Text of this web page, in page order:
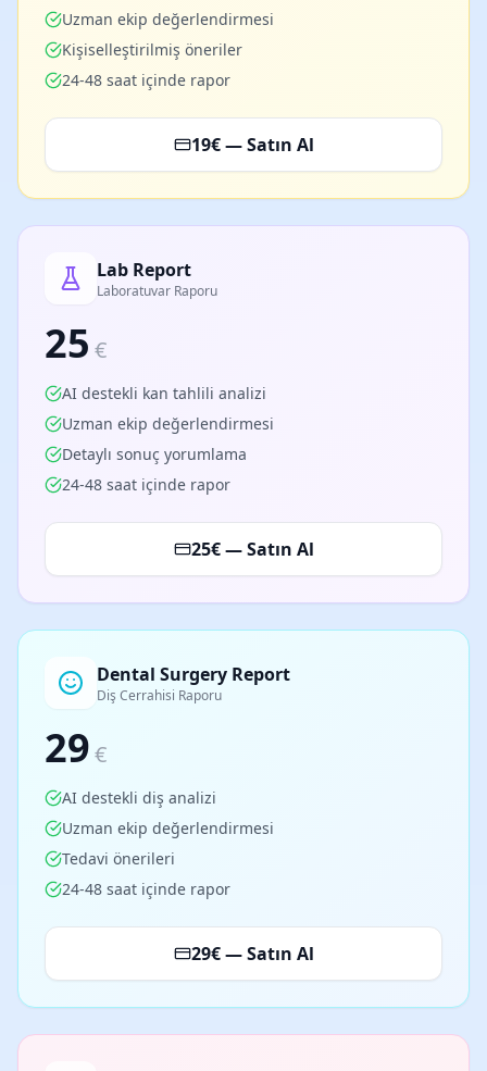
Uzman ekip değerlendirmesi
Kişiselleştirilmiş öneriler
24-48 saat içinde rapor
19€ — Satın Al
Lab Report
Laboratuvar Raporu
25 €
AI destekli kan tahlili analizi
Uzman ekip değerlendirmesi
Detaylı sonuç yorumlama
24-48 saat içinde rapor
25€ — Satın Al
Dental Surgery Report
Diş Cerrahisi Raporu
29€
AI destekli diş analizi
Uzman ekip değerlendirmesi
Tedavi önerileri
24-48 saat içinde rapor
29€ — Satın Al